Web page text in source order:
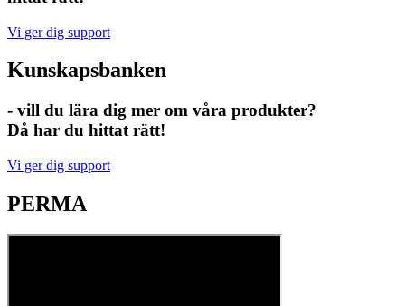
Vi ger dig support
Kunskapsbanken
- vill du lära dig mer om våra produkter?
Då har du hittat rätt!
Vi ger dig support
PERMA